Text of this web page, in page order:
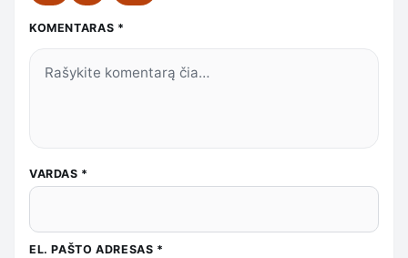
KOMENTARAS *
VARDAS *
EL. PAŠTO ADRESAS *